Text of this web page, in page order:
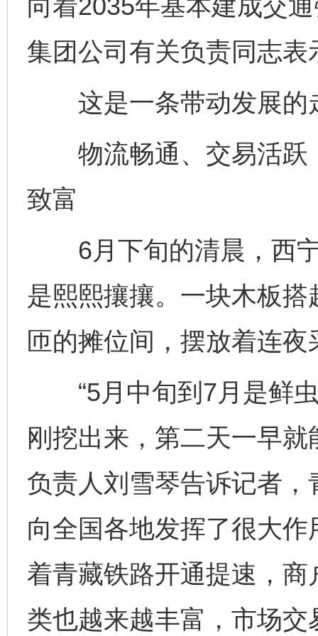
向着2035年基本建成交
集团公司有关负责同志表
这是一条带动发展
物流畅通、交易活跃
致富
6月下旬的清晨，西宁
是熙熙攘攘。一块木板
匝的摊位间，摆放着连
“5月中旬到7月是鲜虫
刚挖出来，第二天一早
负责人刘雪琴告诉记者
向全国各地发挥了很大
着青藏铁路开通提速，
类也越来越丰富，市场交